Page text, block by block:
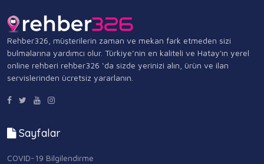
Rehber326, müşterilerin zaman ve mekan fark etmeden sizi
bulmalarına yardımcı olur. Türkiye’nin en kaliteli ve Hatay'ın yerel
online rehberi rehber326 ‘da sizde yerinizi alın, ürün ve ilan
servislerinden ücretsiz yararlanın.
Sayfalar
COVID-19 Bilgilendirme